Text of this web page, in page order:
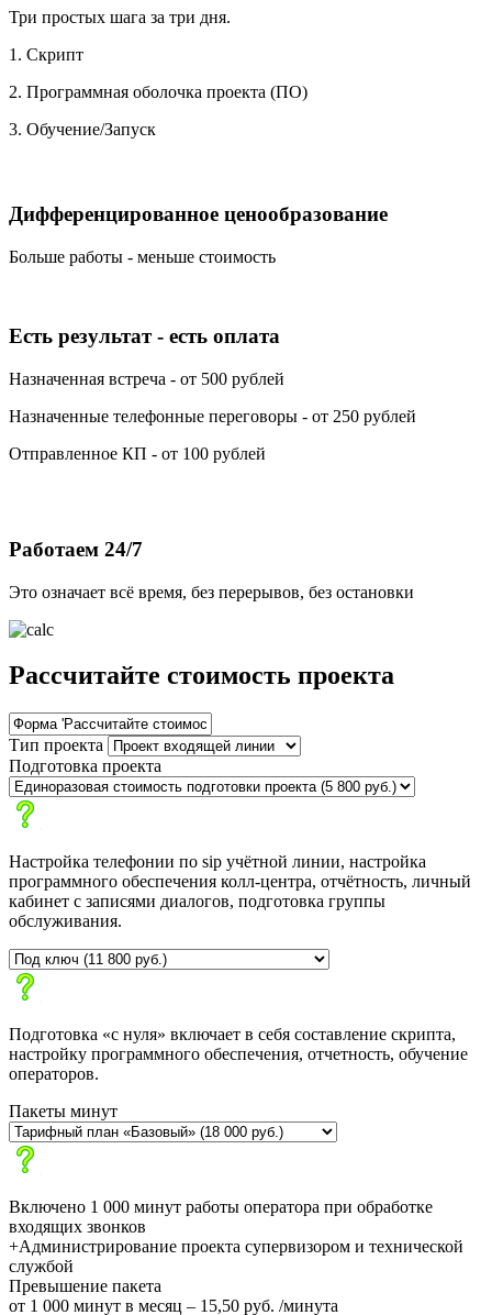
Три простых шага за три дня.
1. Скрипт
2. Программная оболочка проекта (ПО)
3. Обучение/Запуск
Дифференцированное ценообразование
Больше работы - меньше стоимость
Есть результат - есть оплата
Назначенная встреча - от 500 рублей
Назначенные телефонные переговоры - от 250 рублей
Отправленное КП - от 100 рублей
Работаем 24/7
Это означает всё время, без перерывов, без остановки
Рассчитайте стоимость проекта
Тип проекта
Подготовка проекта
Настройка телефонии по sip учётной линии, настройка
программного обеспечения колл-центра, отчётность, личный
кабинет с записями диалогов, подготовка группы
обслуживания.
Подготовка «с нуля» включает в себя составление скрипта,
настройку программного обеспечения, отчетность, обучение
операторов.
Пакеты минут
Включено 1 000 минут работы оператора при обработке
входящих звонков
+Администрирование проекта супервизором и технической
службой
Превышение пакета
от 1 000 минут в месяц – 15,50 руб. /минута